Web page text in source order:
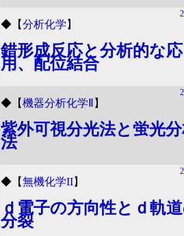
◆ 【分析化学 】
錯形成反応と分析的な応
用、配位結合
◆ 【機器分析化学Ⅱ 】
紫外可視分光法と蛍光
法
◆ 【無機化学II】
ｄ電子の方向性とｄ軌
分裂